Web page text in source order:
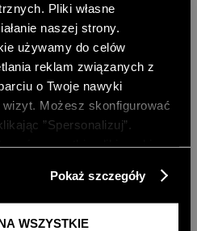
Pliki własne
naszej strony.
używamy do celów
reklam związanych z
o Twoje nawyki
Możesz skonfigurować
”Spersonalizuj”.
Polityce Prywatności
Pokaż szczegóły
WSZYSTKIE